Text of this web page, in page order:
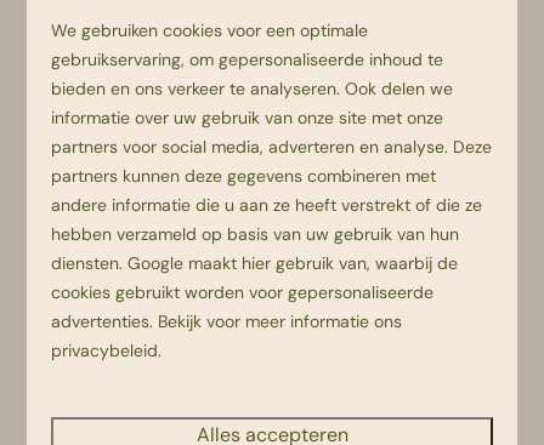
Meer info
Bultje magneet
€2,-
Meer info
We gebruiken cookies voor een optimale
gebruikservaring, om gepersonaliseerde inhoud te
bieden en ons verkeer te analyseren. Ook delen we
informatie over uw gebruik van onze site met onze
partners voor social media, adverteren en analyse. Deze
partners kunnen deze gegevens combineren met
andere informatie die u aan ze heeft verstrekt of die ze
hebben verzameld op basis van uw gebruik van hun
diensten.Google maakt hier gebruik van, waarbij de
cookies gebruikt worden voor gepersonaliseerde
advertenties. Bekijk voor meer informatie ons
privacybeleid.
Alles accepteren